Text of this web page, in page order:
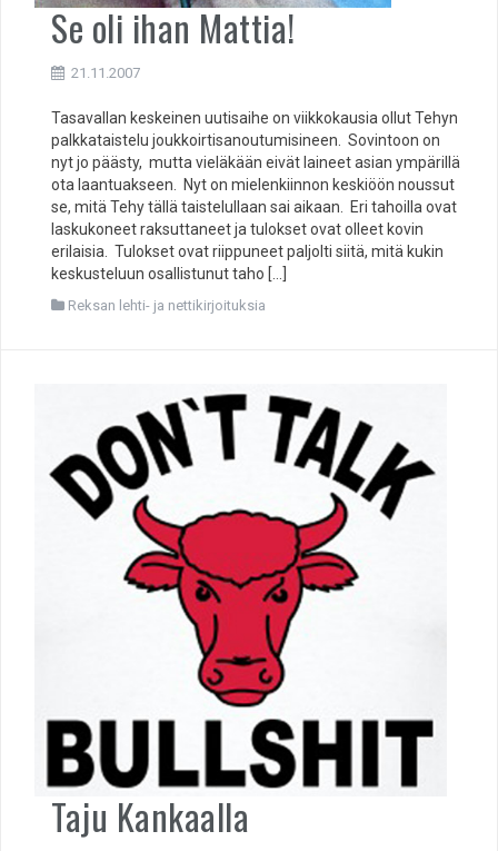
Se oli ihan Mattia!
21.11.2007
Tasavallan keskeinen uutisaihe on viikkokausia ollut Tehyn
palkkataistelu joukkoirtisanoutumisineen. Sovintoon on
nyt jo päästy, mutta vieläkään eivät laineet asian ympärillä
ota laantuakseen. Nyt on mielenkiinnon keskiöön noussut
se, mitä Tehy tällä taistelullaan sai aikaan. Eri tahoilla ovat
laskukoneet raksuttaneet ja tulokset ovat olleet kovin
erilaisia. Tulokset ovat riippuneet paljolti siitä, mitä kukin
keskusteluun osallistunut taho […]
Reksan lehti- ja nettikirjoituksia
Taju Kankaalla